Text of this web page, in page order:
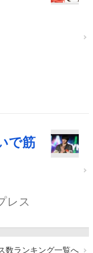
で筋
レス
数ランキング一覧へ